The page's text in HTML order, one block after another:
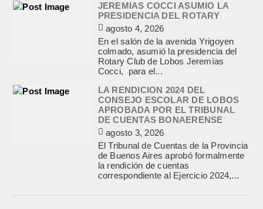
JEREMIAS COCCI ASUMIO LA
PRESIDENCIA DEL ROTARY
agosto 4, 2026
En el salón de la avenida Yrigoyen
colmado, asumió la presidencia del
Rotary Club de Lobos Jeremías
Cocci, para el...
LA RENDICION 2024 DEL
CONSEJO ESCOLAR DE LOBOS
APROBADA POR EL TRIBUNAL
DE CUENTAS BONAERENSE
agosto 3, 2026
El Tribunal de Cuentas de la Provincia
de Buenos Aires aprobó formalmente
la rendición de cuentas
correspondiente al Ejercicio 2024,...